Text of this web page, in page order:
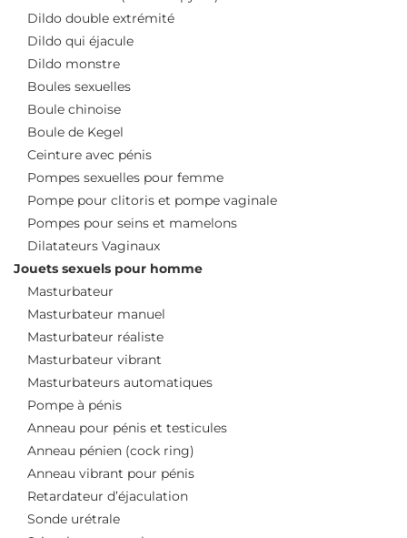
Dildo double extrémité
Dildo qui éjacule
Dildo monstre
Boules sexuelles
Boule chinoise
Boule de Kegel
Ceinture avec pénis
Pompes sexuelles pour femme
Pompe pour clitoris et pompe vaginale
Pompes pour seins et mamelons
Dilatateurs Vaginaux
Jouets sexuels pour homme
Masturbateur
Masturbateur manuel
Masturbateur réaliste
Masturbateur vibrant
Masturbateurs automatiques
Pompe à pénis
Anneau pour pénis et testicules
Anneau pénien (cock ring)
Anneau vibrant pour pénis
Retardateur d’éjaculation
Sonde urétrale